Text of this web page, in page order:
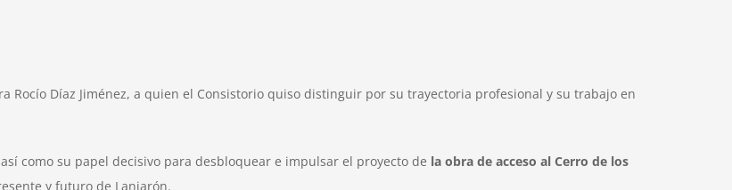
Rocío Díaz Jiménez, a quien el Consistorio quiso distinguir por su trayectoria profesional y su trabajo en
como su papel decisivo para desbloquear e impulsar el proyecto de la obra de acceso al Cerro de los
y futuro de Lanjarón.